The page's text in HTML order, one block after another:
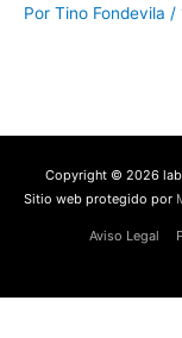
Por Tino Fondevila /
Copyright © 2026
Sitio web protegido por
Aviso Legal